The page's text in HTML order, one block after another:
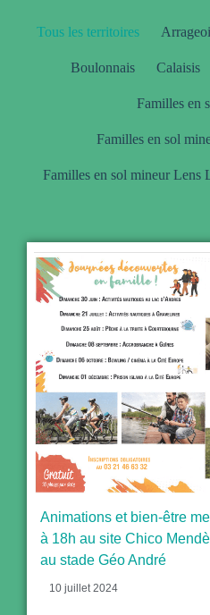
Tous les territoires
Boulonnais Calaisis
Familles en
Familles en sol
Familles en sol mineur Lens
Animations et bien-être
à 18h au site Chico
au stade Géo André
10 juillet 2024